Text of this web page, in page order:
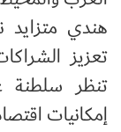
هندي متزايد
تعزيز
تنظر سلطنة
إمكانيات